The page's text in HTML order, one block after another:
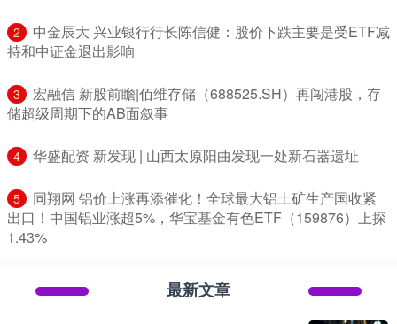
2
​中金辰大 兴业银行行长陈信健：股价下跌主要是受ETF减
持和中证金退出影响
3
​宏融信 新股前瞻|佰维存储（688525.SH）再闯港股，存
储超级周期下的AB面叙事
4 ​华盛配资 新发现 | 山西太原阳曲发现一处新石器遗址
5
​同翔网 铝价上涨再添催化！全球最大铝土矿生产国收紧
出口！中国铝业涨超5%，华宝基金有色ETF（159876）上探
1.43%
最新文章